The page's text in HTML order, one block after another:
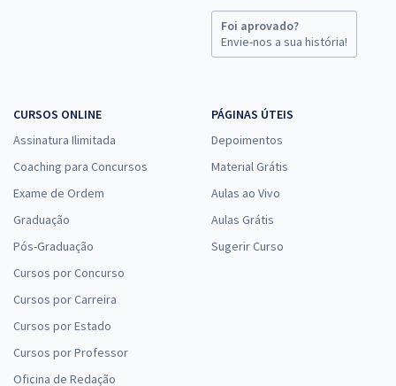
Foi aprovado?
Envie-nos a sua história!
CURSOS ONLINE
Assinatura Ilimitada
Coaching para Concursos
Exame de Ordem
Graduação
Pós-Graduação
Cursos por Concurso
Cursos por Carreira
Cursos por Estado
Cursos por Professor
Oficina de Redação
PÁGINAS ÚTEIS
Depoimentos
Material Grátis
Aulas ao Vivo
Aulas Grátis
Sugerir Curso